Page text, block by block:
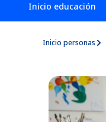
Inicio educación
Inicio personas